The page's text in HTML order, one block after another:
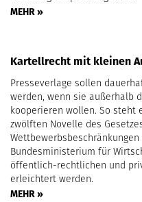
MEHR »
Kartellrecht mit kleinen
Presseverlage sollen
werden, wenn sie außerhalb
kooperieren wollen. So steht
zwölften Novelle des
Wettbewerbsbeschränkungen
Bundesministerium für
öffentlich-rechtlichen und
erleichtert werden.
MEHR »